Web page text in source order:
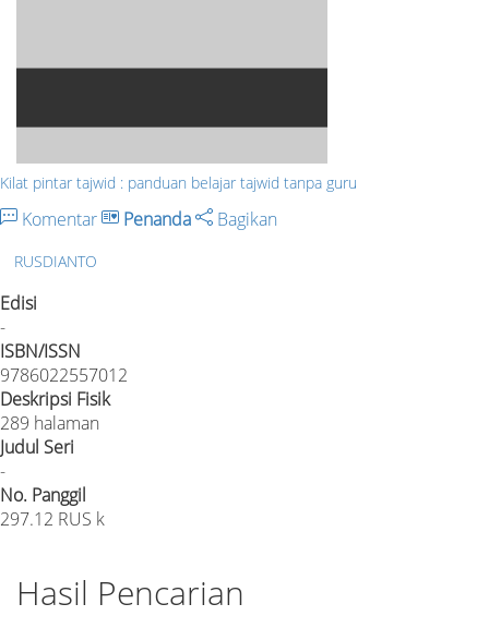
Kilat pintar tajwid : panduan belajar tajwid tanpa guru
Komentar Penanda Bagikan
RUSDIANTO
Edisi
-
ISBN/ISSN
9786022557012
Deskripsi Fisik
289 halaman
Judul Seri
-
No. Panggil
297.12 RUS k
Hasil Pencarian